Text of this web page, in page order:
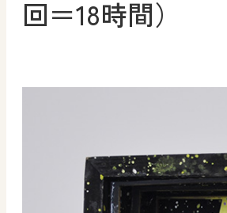
回＝18時間）